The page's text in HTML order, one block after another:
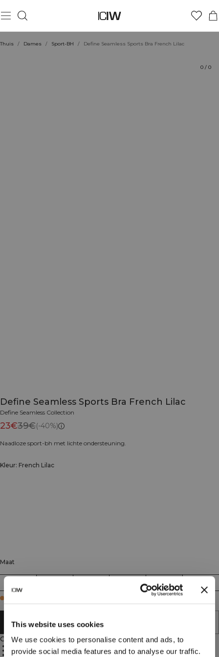
This website uses cookies
We use cookies to personalise content and ads, to
provide social media features and to analyse our traffic.
Thuis / Dames / Sport-BH / Define Seamless Sports Bra French Lilac
0 / 0
Define Seamless Sports Bra French Lilac
Define Seamless Collection
23€39€(-40%)
Naadloze sport-bh met lichte ondersteuning.
Kleur: French Lilac
Maat
XL
AAN WINKELWAGENTJE TOEVOEGEN
Omschrijving
Naadloze constructie
Uitneembare cups